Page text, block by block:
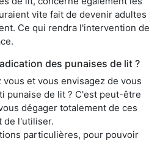
vite fait de devenir adultes
Ce qui rendra l'intervention de
des punaises de lit ?
et vous envisagez de vous
punaise de lit ? C'est peut-être
dégager totalement de ces
de l'utiliser.
particulières, pour pouvoir